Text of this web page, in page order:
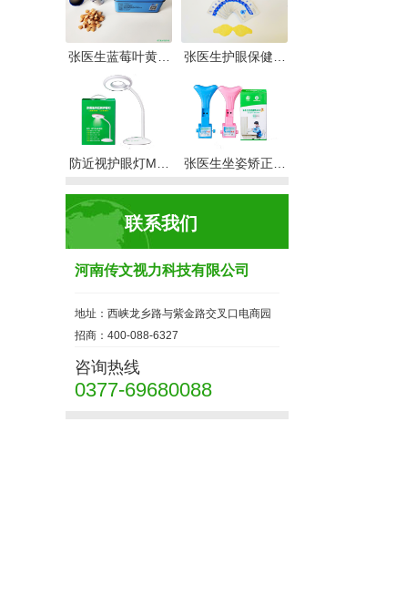
张医生蓝莓叶黄… 张医生护眼保健…
防近视护眼灯M… 张医生坐姿矫正…
联系我们
河南传文视力科技有限公司
地址：西峡龙乡路与紫金路交叉口电商园
招商：400-088-6327
咨询热线
0377-69680088